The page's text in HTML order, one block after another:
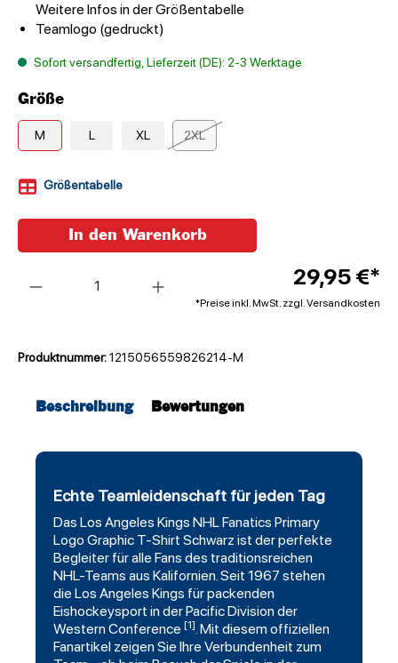
Weitere Infos in der Größentabelle
Teamlogo (gedruckt)
Sofort versandfertig, Lieferzeit (DE): 2-3 Werktage
Größe
M L XL 2XL
Größentabelle
29,95 €*
*Preise inkl. MwSt. zzgl. Versandkosten
In den Warenkorb
Produktnummer:1215056559826214-M
Beschreibung Bewertungen
Echte Teamleidenschaft für jeden Tag
Das Los Angeles Kings NHLFanatics Primary
Logo Graphic T-Shirt Schwarz ist der perfekte
Begleiter für alle Fans des traditionsreichen
NHL-Teams aus Kalifornien. Seit 1967 stehen
die Los Angeles Kings für packenden
Eishockeysport in der Pacific Division der
Western Conference [1]. Mit diesem offiziellen
Fanartikel zeigen Sie Ihre Verbundenheit zum